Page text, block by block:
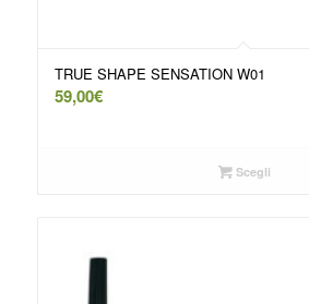
TRUE SHAPE SENSATION W01
59,00€
Scegli